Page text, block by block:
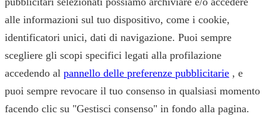
alle informazioni sul tuo dispositivo, come i cookie,
identificatori unici, dati di navigazione. Puoi sempre
scegliere gli scopi specifici legati alla profilazione
accedendo al pannello delle preferenze pubblicitarie , e
puoi sempre revocare il tuo consenso in qualsiasi momento
facendo clic su "Gestisci consenso" in fondo alla pagina.